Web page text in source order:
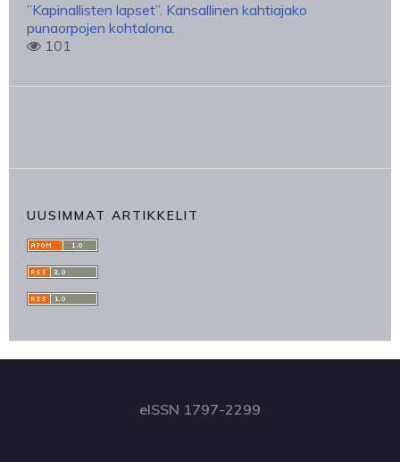
”Kapinallisten lapset”. Kansallinen kahtiajako
punaorpojen kohtalona.
101
UUSIMMAT ARTIKKELIT
eISSN 1797-2299